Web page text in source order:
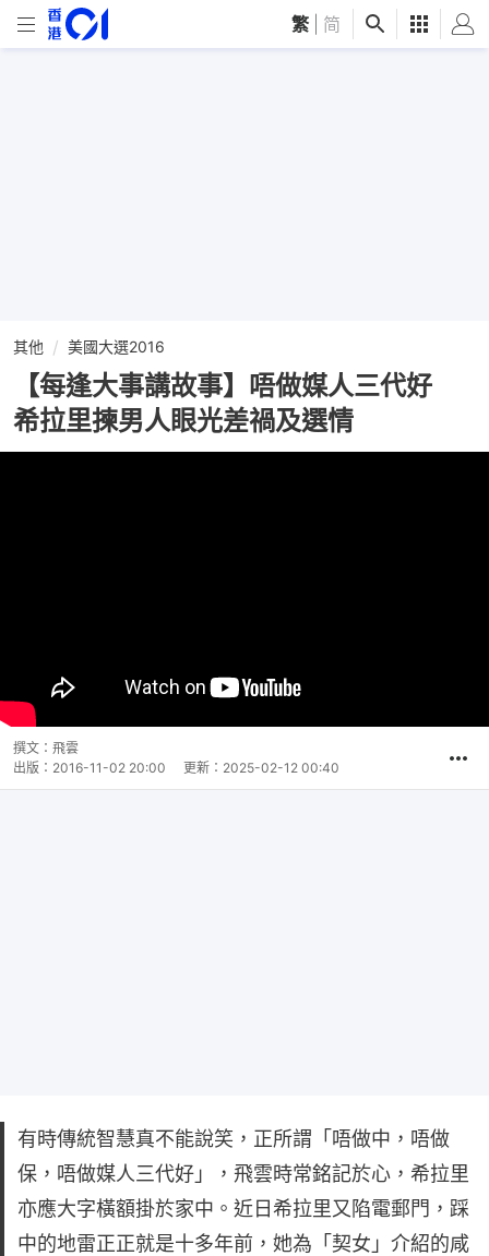
繁 简
其他 美國大選2016
【每逢大事講故事】唔做媒人三代好
希拉里揀男人眼光差禍及選情
撰文： 飛雲
出版： 2016-11-02 20:00 更新： 2025-02-12 00:40
有時傳統智慧真不能說笑，正所謂「唔做中，唔做
保，唔做媒人三代好」，飛雲時常銘記於心，希拉里
亦應大字橫額掛於家中。近日希拉里又陷電郵門，踩
中的地雷正正就是十多年前，她為「契女」介紹的咸